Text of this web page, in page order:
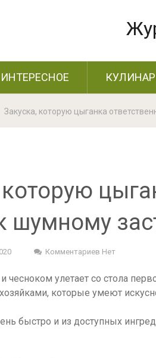
ИНТЕРЕСНОЕ
Закуска, которую цыганка
шумному
Комментариев Нет
чесноком улетает со стола
которые умеют
быстро и из доступных